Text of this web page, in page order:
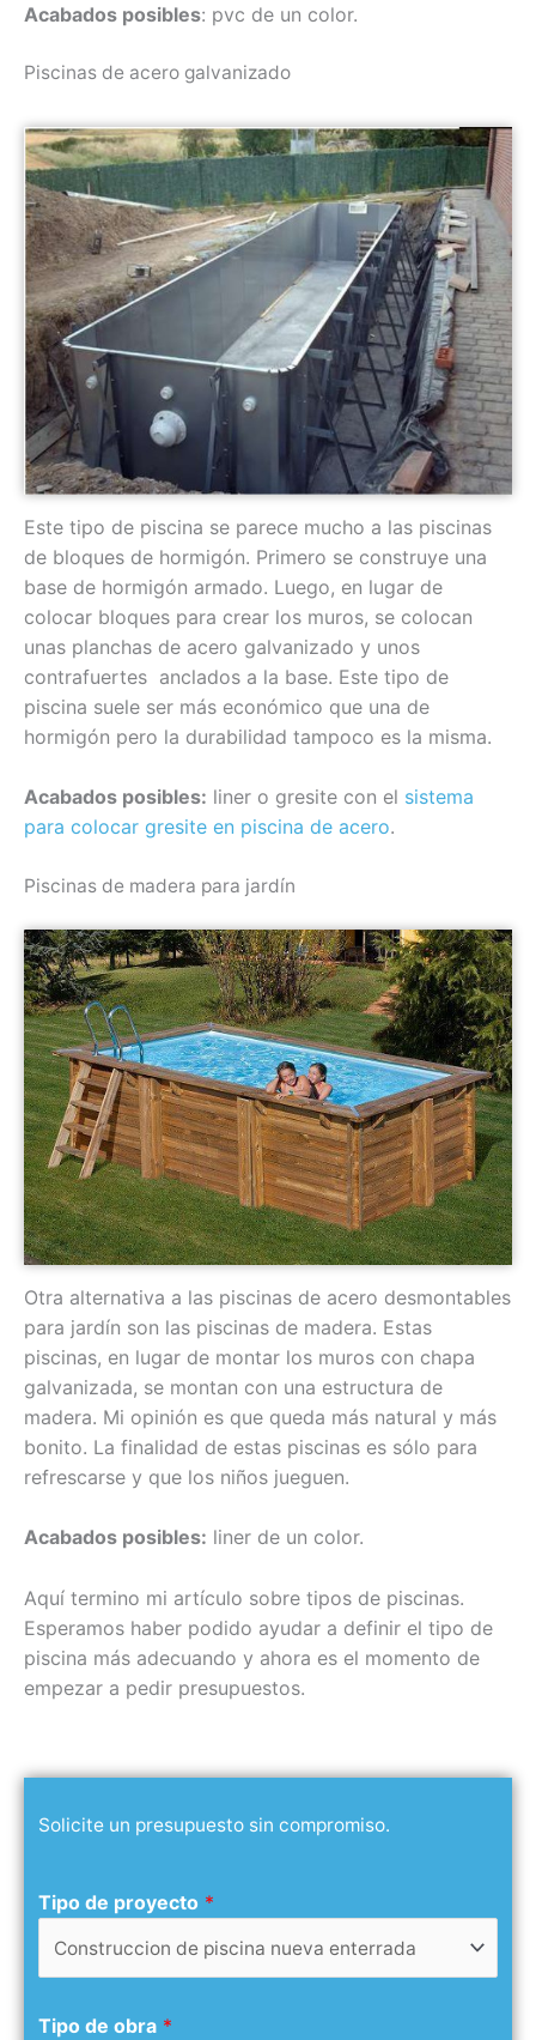
Acabados posibles: pvc de un color.
Piscinas de acero galvanizado
Este tipo de piscina se parece mucho a las piscinas
de bloques de hormigón. Primero se construye una
base de hormigón armado. Luego, en lugar de
colocar bloques para crear los muros, se colocan
unas planchas de acero galvanizado y unos
contrafuertes anclados a la base. Este tipo de
piscina suele ser más económico que una de
hormigón pero la durabilidad tampoco es la misma.
Acabados posibles: liner o gresite con el sistema
para colocar gresite en piscina de acero.
Piscinas de madera para jardín
Otra alternativa a las piscinas de acero desmontables
para jardín son las piscinas de madera. Estas
piscinas, en lugar de montar los muros con chapa
galvanizada, se montan con una estructura de
madera. Mi opinión es que queda más natural y más
bonito. La finalidad de estas piscinas es sólo para
refrescarse y que los niños jueguen.
Acabados posibles: liner de un color.
Aquí termino mi artículo sobre tipos de piscinas.
Esperamos haber podido ayudar a definir el tipo de
piscina más adecuando y ahora es el momento de
empezar a pedir presupuestos.
Solicite un presupuesto sin compromiso.
Tipo de proyecto *
Tipo de obra *